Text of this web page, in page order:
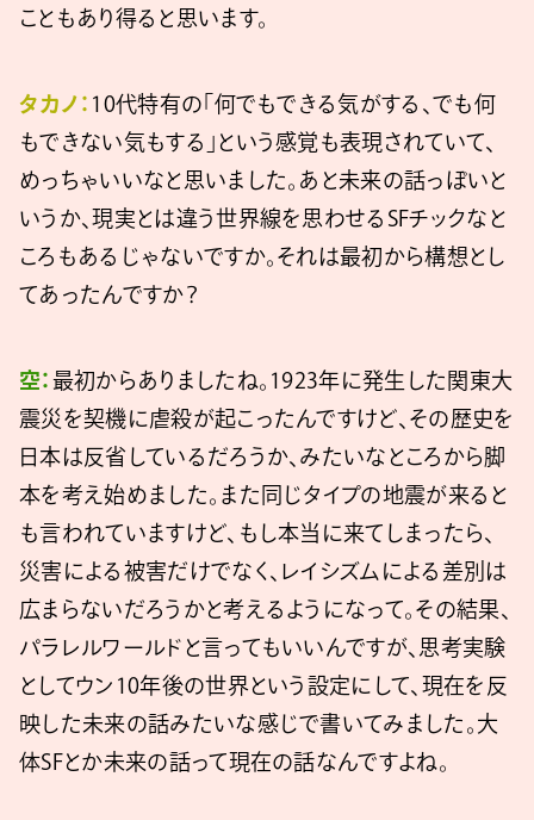
こともあり得ると思います。
タカノ： 10代特有の「何でもできる気がする、でも何
もできない気もする」という感覚も表現されていて、
めっちゃいいなと思いました。あと未来の話っぽいと
いうか、現実とは違う世界線を思わせるSFチックなと
ころもあるじゃないですか。それは最初から構想とし
てあったんですか？
空： 最初からありましたね。1923年に発生した関東大
震災を契機に虐殺が起こったんですけど、その歴史を
日本は反省しているだろうか、みたいなところから脚
本を考え始めました。また同じタイプの地震が来ると
も言われていますけど、もし本当に来てしまったら、
災害による被害だけでなく、レイシズムによる差別は
広まらないだろうかと考えるようになって。その結果、
パラレルワールドと言ってもいいんですが、思考実験
としてウン10年後の世界という設定にして、現在を反
映した未来の話みたいな感じで書いてみました。大
体SFとか未来の話って現在の話なんですよね。